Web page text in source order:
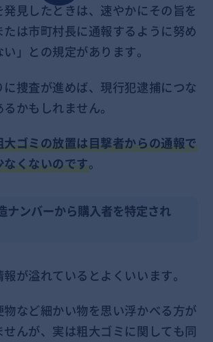
見したときは、速やかにその旨を
は市町村長に通報するように努め
」との規定があります。
捜査が進めば、現行犯逮捕につな
かもしれません。
大ゴミの放置は目撃者からの通報で
くないのです。
ナンバーから購入者を特定され
が溢れているとよくいいます。
物など細かい物を思い浮かべる方が
せんが、実は粗大ゴミに関しても同